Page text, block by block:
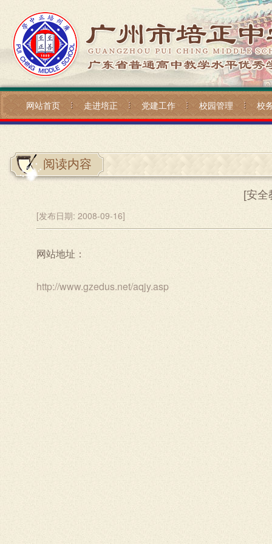
网站首页 走进培正 党建工作 校园管理 校
阅读内容
[安全
[发布日期: 2008-09-16]
网站地址：
http://www.gzedus.net/aqjy.asp